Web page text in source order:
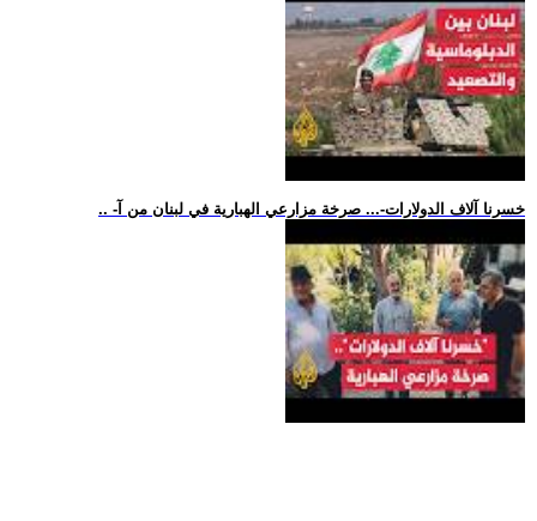
.. -خسرنا آلاف الدولارات-... صرخة مزارعي الهبارية في لبنان من آ